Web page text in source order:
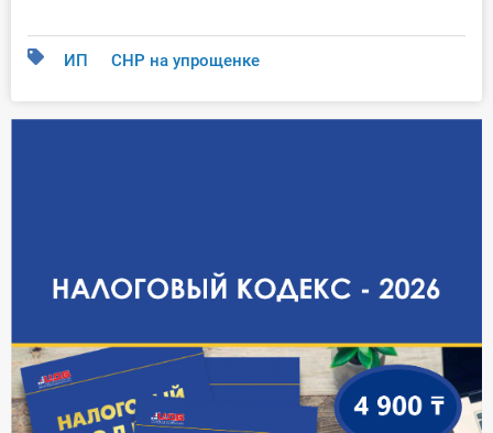
ИП СНР на упрощенке